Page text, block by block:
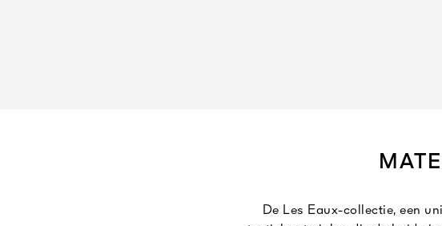
De Les Eaux-collectie, een